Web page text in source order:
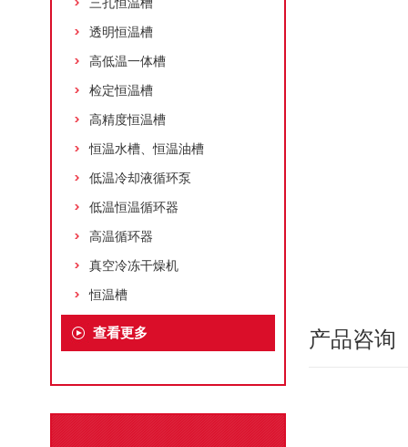
透明恒温槽
高低温一体槽
检定恒温槽
高精度恒温槽
恒温水槽、恒温油槽
低温冷却液循环泵
低温恒温循环器
高温循环器
真空冷冻干燥机
恒温槽
查看更多 产品咨询